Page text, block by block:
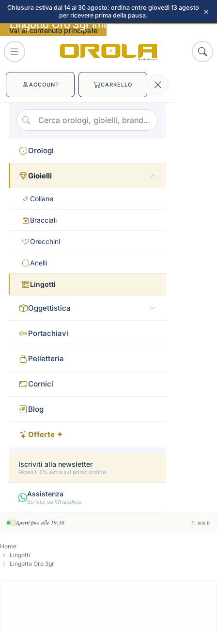
Chiusura estiva dal 14 al 30 agosto: ordina entro giovedì 13 agosto
per ricevere prima della pausa.
×
Vai al contenuto principale
ACCOUNT CARRELLO
Orologi
Gioielli
Collane
Bracciali
Orecchini
Anelli
Lingotti
Oggettistica
Portachiavi
Pelletteria
Cornici
Blog
Offerte ✦
Iscriviti alla newsletter
Ricevi il 5% extra sul primo ordine
Assistenza
Scrivici su WhatsApp
Aperti fino alle 19:30 31 min fa
Home
Lingotti
Lingotto Oro 3gr
Lingotto Oro 3gr immagini